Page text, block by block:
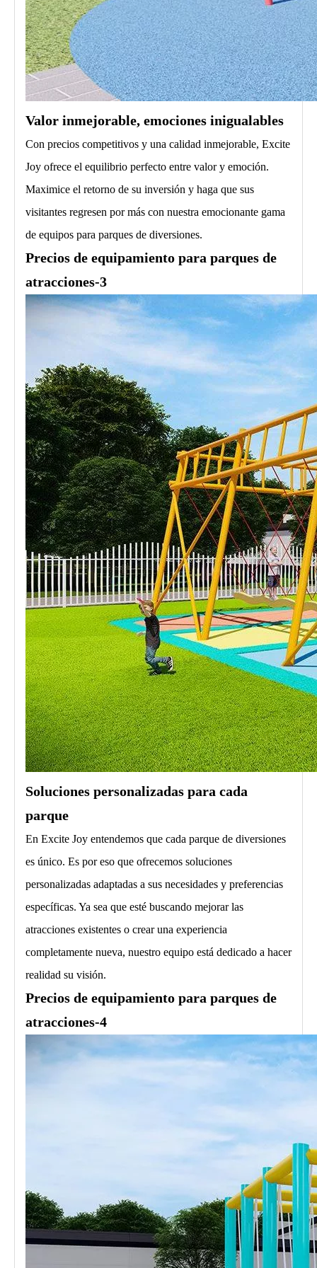
Valor inmejorable, emociones inigualables
Con precios competitivos y una calidad inmejorable, Excite
Joy ofrece el equilibrio perfecto entre valor y emoción.
Maximice el retorno de su inversión y haga que sus
visitantes regresen por más con nuestra emocionante gama
de equipos para parques de diversiones.
Precios de equipamiento para parques de
atracciones-3
Soluciones personalizadas para cada
parque
En Excite Joy entendemos que cada parque de diversiones
es único. Es por eso que ofrecemos soluciones
personalizadas adaptadas a sus necesidades y preferencias
específicas. Ya sea que esté buscando mejorar las
atracciones existentes o crear una experiencia
completamente nueva, nuestro equipo está dedicado a hacer
realidad su visión.
Precios de equipamiento para parques de
atracciones-4